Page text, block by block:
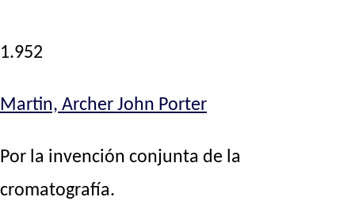
1.952
Martin, Archer John Porter
Por la invención conjunta de la
cromatografía.